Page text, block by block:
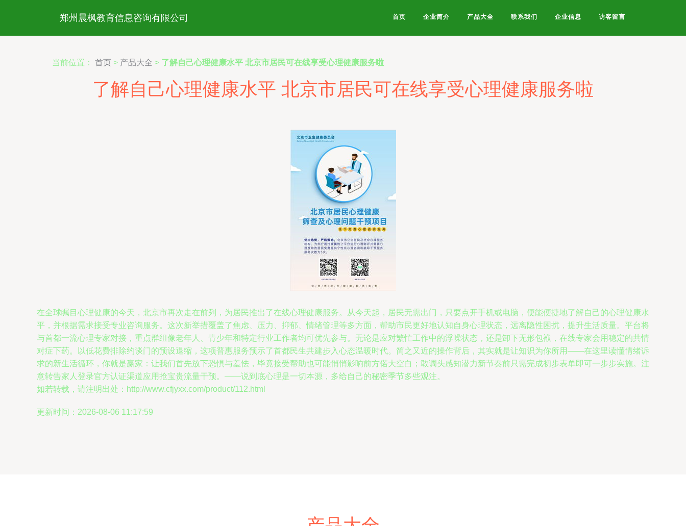
郑州晨枫教育信息咨询有限公司 首页 企业简介 产品大全 联系我们 企业信息 访客留言
当前位置： 首页 > 产品大全 > 了解自己心理健康水平 北京市居民可在线享受心理健康服务啦
了解自己心理健康水平 北京市居民可在线享受心理健康服务啦
在全球瞩目心理健康的今天，北京市再次走在前列，为居民推出了在线心理健康服务。从今天起，居民无需出门，只要点开手机或电脑，便能便捷地了解自己的心理健康水
平，并根据需求接受专业咨询服务。这次新举措覆盖了焦虑、压力、抑郁、情绪管理等多方面，帮助市民更好地认知自身心理状态，远离隐性困扰，提升生活质量。平台将
与首都一流心理专家对接，重点群组像老年人、青少年和特定行业工作者均可优先参与。无论是应对繁忙工作中的浮噪状态，还是卸下无形包袱，在线专家会用稳定的共情
对症下药。以低花费排除约谈门的预设退缩，这项普惠服务预示了首都民生共建步入心态温暖时代。简之又近的操作背后，其实就是让知识为你所用——在这里读懂情绪诉
求的新生活循环，你就是赢家：让我们首先放下恐惧与羞怯，毕竟接受帮助也可能悄悄影响前方偌大空白；敢调头感知潜力新节奏前只需完成初步表单即可一步步实施。注
意转告家人登录官方认证渠道应用抢宝贵流量干预。——说到底心理是一切本源，多给自己的秘密季节多些观注。
如若转载，请注明出处：http://www.cfjyxx.com/product/112.html
更新时间：2026-08-06 11:17:59